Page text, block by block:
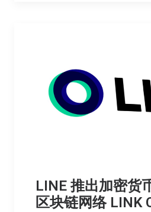
LINE 推出加密货
区块链网络 LINK